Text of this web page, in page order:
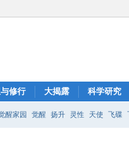
修行 大揭露 科学研究
醒家园 觉醒 扬升 灵性 天使 飞碟